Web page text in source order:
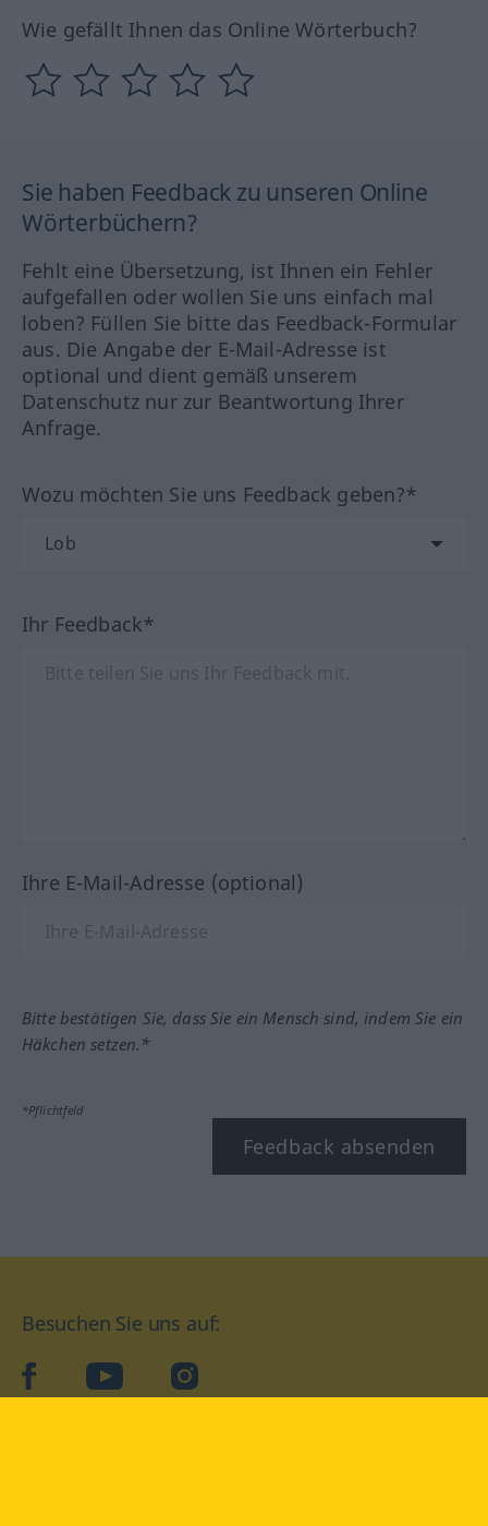
Wie gefällt Ihnen das Online Wörterbuch?
Sie haben Feedback zu unseren Online
Wörterbüchern?
Fehlt eine Übersetzung, ist Ihnen ein Fehler
aufgefallen oder wollen Sie uns einfach mal
loben? Füllen Sie bitte das Feedback-Formular
aus. Die Angabe der E-Mail-Adresse ist
optional und dient gemäß unserem
Datenschutz nur zur Beantwortung Ihrer
Anfrage.
Wozu möchten Sie uns Feedback geben?*
Ihr Feedback*
Ihre E-Mail-Adresse (optional)
Bitte bestätigen Sie, dass Sie ein Mensch sind, indem Sie ein
Häkchen setzen.*
*Pflichtfeld
Feedback absenden
Besuchen Sie uns auf:
facebookYouTube Instagram